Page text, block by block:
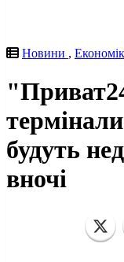
Новини ,
будуть
вночі